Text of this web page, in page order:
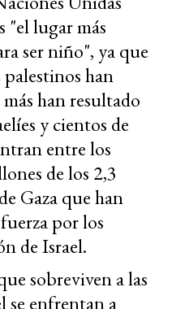
"el lugar más
ser niño", ya que
palestinos han
han resultado
y cientos de
entre los
de los 2,3
Gaza que han
por los
de Israel.
sobreviven a las
se enfrentan a